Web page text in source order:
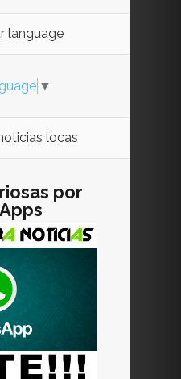
language
▼
locas
por